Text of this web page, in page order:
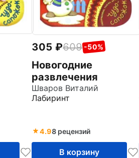
305 609 -50%
Новогодние
развлечения
Шваров Виталий
Лабиринт
4.98 рецензий
В корзину